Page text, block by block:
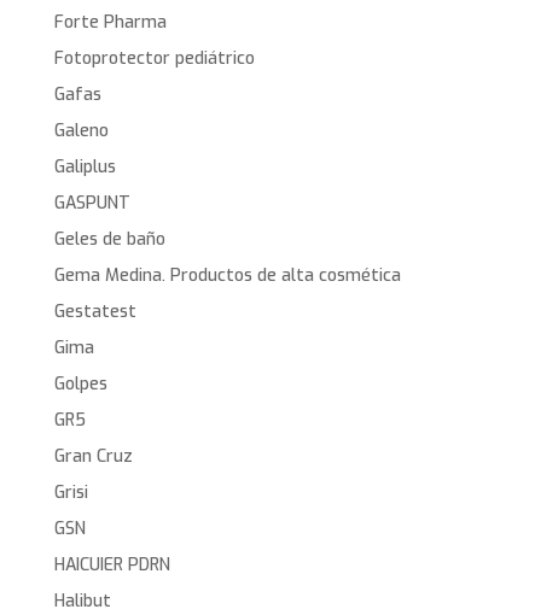
Forte Pharma
Fotoprotector pediátrico
Gafas
Galeno
Galiplus
GASPUNT
Geles de baño
Gema Medina. Productos de alta cosmética
Gestatest
Gima
Golpes
GR5
Gran Cruz
Grisi
GSN
HAICUIER PDRN
Halibut